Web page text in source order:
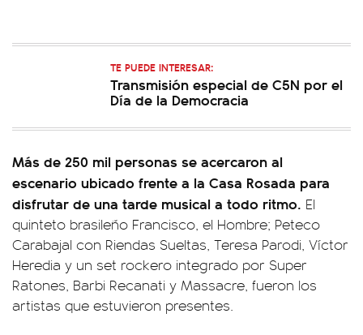
TE PUEDE INTERESAR:
Transmisión especial de C5N por el
Día de la Democracia
Más de 250 mil personas se acercaron al
escenario ubicado frente a la Casa Rosada para
disfrutar de una tarde musical a todo ritmo. El
quinteto brasileño Francisco, el Hombre; Peteco
Carabajal con Riendas Sueltas, Teresa Parodi, Víctor
Heredia y un set rockero integrado por Super
Ratones, Barbi Recanati y Massacre, fueron los
artistas que estuvieron presentes.